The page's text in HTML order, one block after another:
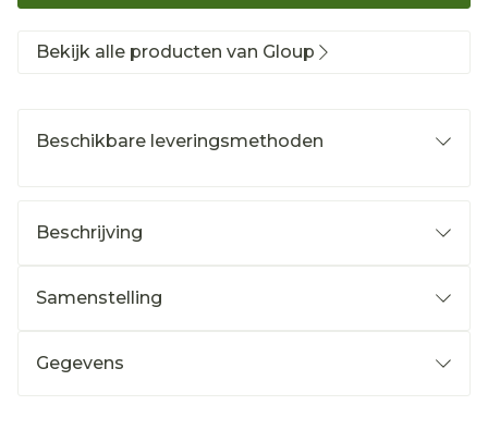
Bekijk alle producten van Gloup
Beschikbare leveringsmethoden
Beschrijving
Samenstelling
Gegevens